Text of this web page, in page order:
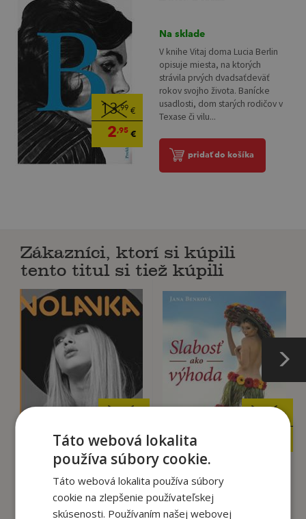
13,99 €
2,95€
Na sklade
V knihe Vitaj doma Lucia Berlin
opisuje miesta, na ktorých
strávila prvých dvadsaťdeväť
rokov svojho života. Banícke
usadlosti, dom starých rodičov v
Texase či vilu...
pridať do košíka
Zákazníci, ktorí si kúpili
tento titul si tiež kúpili
3 €
Volavka (SK)
Benková Jana
€
Slabosť ako výhoda
Benková Jana
Táto webová lokalita
používa súbory cookie.
Táto webová lokalita používa súbory
cookie na zlepšenie používateľskej
skúsenosti. Používaním našej webovej